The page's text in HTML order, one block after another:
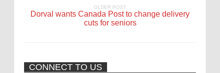
OLDER POST
Dorval wants Canada Post to change delivery
cuts for seniors
CONNECT TO US